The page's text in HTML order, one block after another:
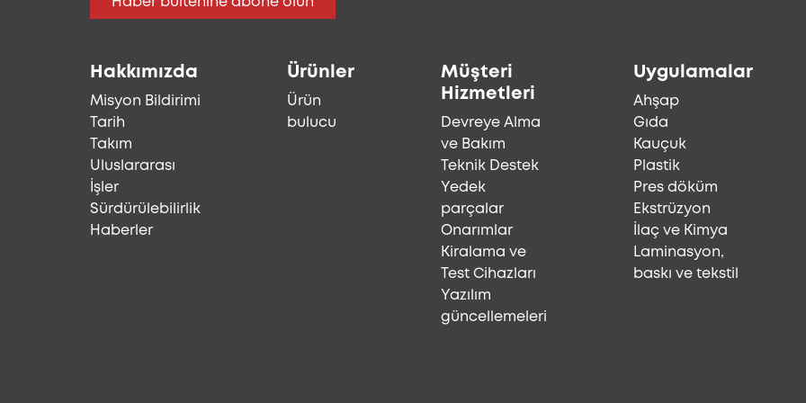
Hakkımızda
Misyon Bildirimi
Tarih
Takım
Uluslararası
İşler
Sürdürülebilirlik
Haberler
Ürünler
Ürün
bulucu
Müşteri
Hizmetleri
Devreye Alma
ve Bakım
Teknik Destek
Yedek
parçalar
Onarımlar
Kiralama ve
Test Cihazları
Yazılım
güncellemeleri
Uygulamalar
Ahşap
Gıda
Kauçuk
Plastik
Pres döküm
Ekstrüzyon
İlaç ve Kimya
Laminasyon,
baskı ve tekstil